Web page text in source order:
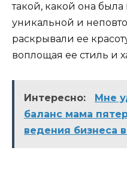
такой, какой она
уникальной и
раскрывали ее
воплощая ее стиль и
Интересно:
Мне
баланс мама
ведения бизнеса